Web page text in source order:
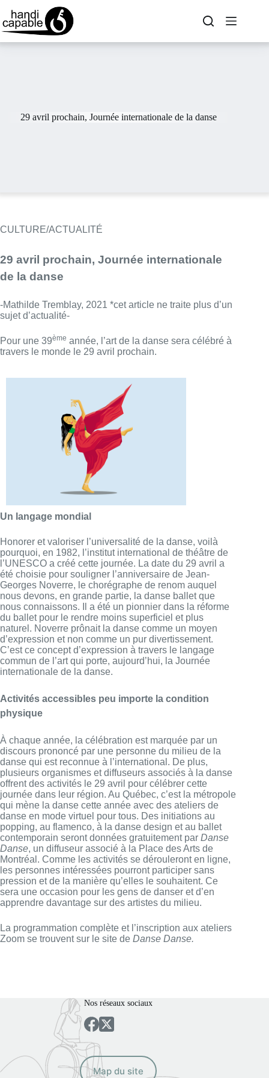
29 avril prochain, Journée internationale de la danse
CULTURE/ACTUALITÉ
29 avril prochain, Journée internationale
de la danse
-Mathilde Tremblay, 2021 *cet article ne traite plus d’un
sujet d’actualité-
Pour une 39ème année, l’art de la danse sera célébré à
travers le monde le 29 avril prochain.
Un langage mondial
Honorer et valoriser l’universalité de la danse, voilà
pourquoi, en 1982, l’institut international de théâtre de
l’UNESCO a créé cette journée. La date du 29 avril a
été choisie pour souligner l’anniversaire de Jean-
Georges Noverre, le chorégraphe de renom auquel
nous devons, en grande partie, la danse ballet que
nous connaissons. Il a été un pionnier dans la réforme
du ballet pour le rendre moins superficiel et plus
naturel. Noverre prônait la danse comme un moyen
d’expression et non comme un pur divertissement.
C’est ce concept d’expression à travers le langage
commun de l’art qui porte, aujourd’hui, la Journée
internationale de la danse.
Activités accessibles peu importe la condition
physique
À chaque année, la célébration est marquée par un
discours prononcé par une personne du milieu de la
danse qui est reconnue à l’international. De plus,
plusieurs organismes et diffuseurs associés à la danse
offrent des activités le 29 avril pour célébrer cette
journée dans leur région. Au Québec, c’est la métropole
qui mène la danse cette année avec des ateliers de
danse en mode virtuel pour tous. Des initiations au
popping, au flamenco, à la danse design et au ballet
contemporain seront données gratuitement par Danse
Danse, un diffuseur associé à la Place des Arts de
Montréal. Comme les activités se dérouleront en ligne,
les personnes intéressées pourront participer sans
pression et de la manière qu’elles le souhaitent. Ce
sera une occasion pour les gens de danser et d’en
apprendre davantage sur des artistes du milieu.
La programmation complète et l’inscription aux ateliers
Zoom se trouvent sur le site de Danse Danse.
Nos réseaux sociaux
Map du site